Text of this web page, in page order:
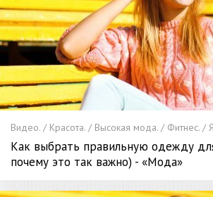
Видео. / Красота. / Высокая мода. / Фитнес. /
Как выбрать правильную одежду
почему это так важно) - «Мода»